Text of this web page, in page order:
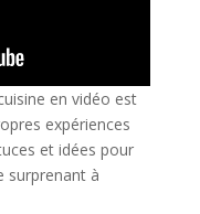
en vidéo est
expériences
et idées pour
surprenant à